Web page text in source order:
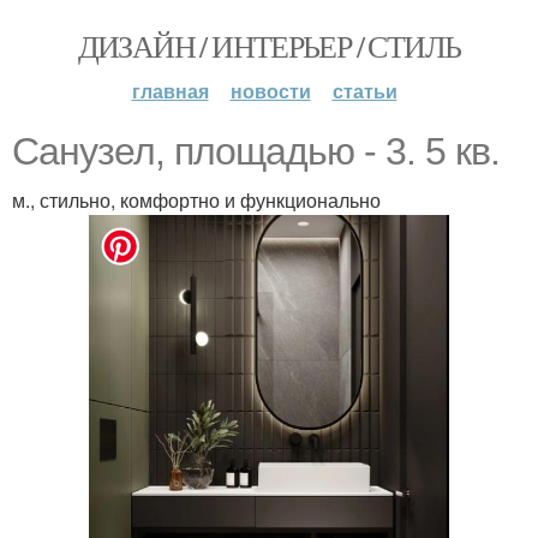
ДИЗАЙН / ИНТЕРЬЕР / СТИЛЬ
главная новости статьи
Санузел, площадью - 3. 5 кв.
м., стильно, комфортно и функционально